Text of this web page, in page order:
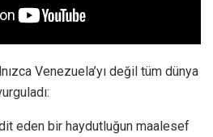
Venezuela’yı değil tüm dünya
eden bir haydutluğun maalesef